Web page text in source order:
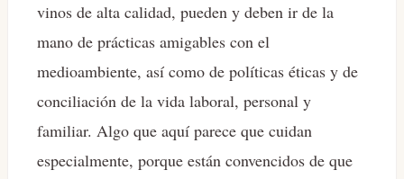
vinos de alta calidad, pueden y deben ir de la
mano de prácticas amigables con el
medioambiente, así como de políticas éticas y de
conciliación de la vida laboral, personal y
familiar. Algo que aquí parece que cuidan
especialmente, porque están convencidos de que